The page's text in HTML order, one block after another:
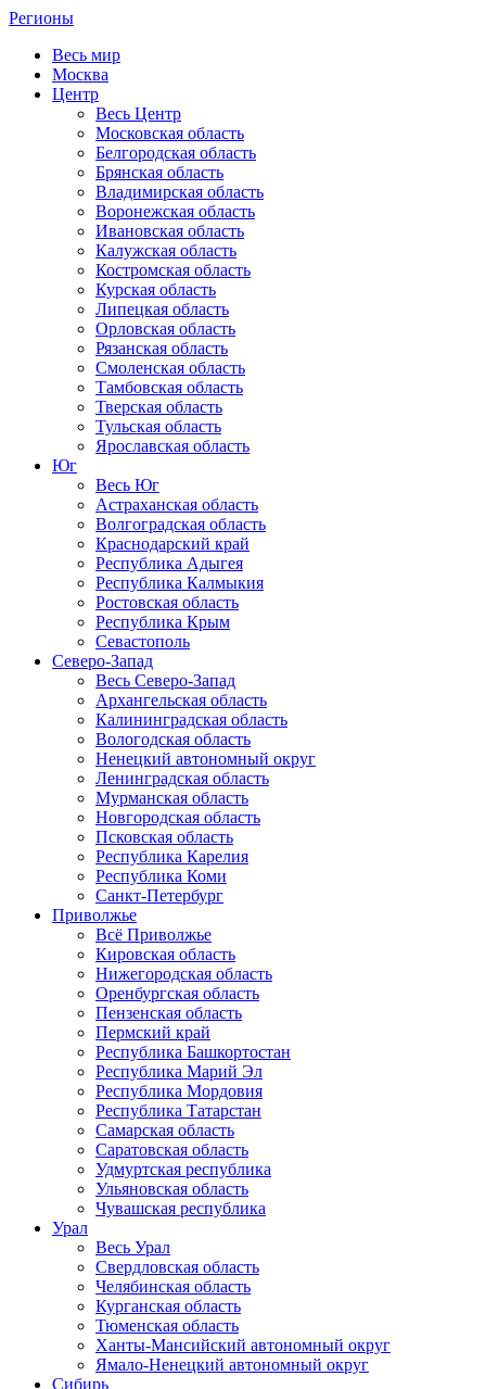
Регионы
Весь мир
Москва
Центр
Весь Центр
Московская область
Белгородская область
Брянская область
Владимирская область
Воронежская область
Ивановская область
Калужская область
Костромская область
Курская область
Липецкая область
Орловская область
Рязанская область
Смоленская область
Тамбовская область
Тверская область
Тульская область
Ярославская область
Юг
Весь Юг
Астраханская область
Волгоградская область
Краснодарский край
Республика Адыгея
Республика Калмыкия
Ростовская область
Республика Крым
Севастополь
Северо-Запад
Весь Северо-Запад
Архангельская область
Калининградская область
Вологодская область
Ненецкий автономный округ
Ленинградская область
Мурманская область
Новгородская область
Псковская область
Республика Карелия
Республика Коми
Санкт-Петербург
Приволжье
Всё Приволжье
Кировская область
Нижегородская область
Оренбургская область
Пензенская область
Пермский край
Республика Башкортостан
Республика Марий Эл
Республика Мордовия
Республика Татарстан
Самарская область
Саратовская область
Удмуртская республика
Ульяновская область
Чувашская республика
Урал
Весь Урал
Свердловская область
Челябинская область
Курганская область
Тюменская область
Ханты-Мансийский автономный округ
Ямало-Ненецкий автономный округ
Сибирь